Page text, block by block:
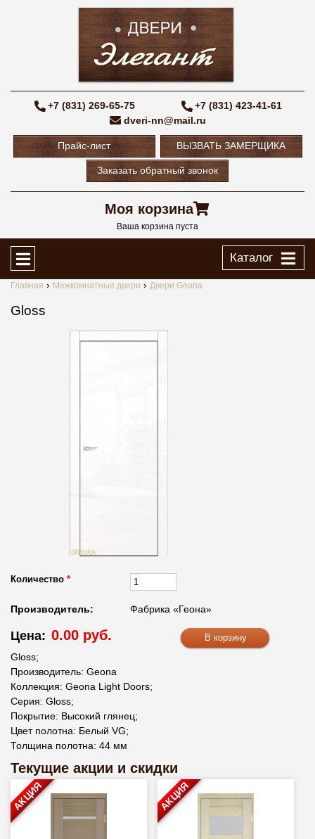
+7 (831) 269-65-75
+7 (831) 423-41-61
dveri-nn@mail.ru
Прайс-лист ВЫЗВАТЬ ЗАМЕРЩИКА
Заказать обратный звонок
Моя корзина
Ваша корзина пуста
Каталог
Главная Межкомнатные двери Двери Geona
Gloss
Количество *
Производитель: Фабрика «Геона»
Цена: 0.00 руб.
Gloss;
Производитель: Geona
Коллекция: Geona Light Doors;
Серия: Gloss;
Покрытие: Высокий глянец;
Цвет полотна: Белый VG;
Толщина полотна: 44 мм
Текущие акции и скидки
АКЦИЯ АКЦИЯ